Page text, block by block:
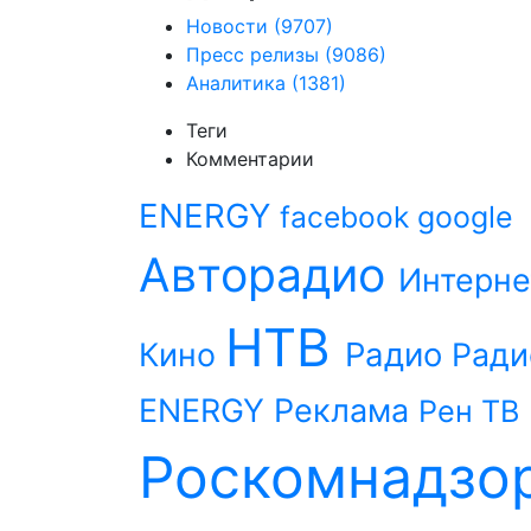
Новости (9707)
Пресс релизы (9086)
Аналитика (1381)
Теги
Комментарии
ENERGY facebook google
Авторадио
Кино НТВ Радио
ENERGY Реклама Рен ТВ